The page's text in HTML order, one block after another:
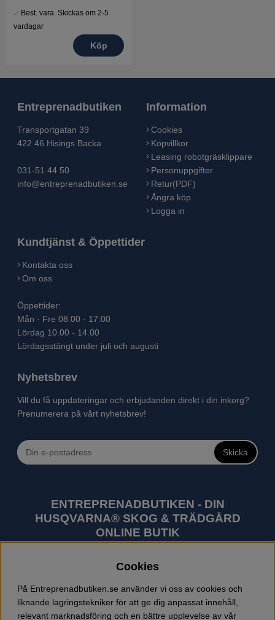
Best. vara. Skickas om 2-5
vardagar
Köp
Entreprenadbutiken
Transportgatan 39
422 46 Hisings Backa
031-51 44 50
info@entreprenadbutiken.se
Information
Cookies
Köpvillkor
Leasing robotgräsklippare
Personuppgifter
Retur(PDF)
Ångra köp
Logga in
Kundtjänst & Öppettider
Kontakta oss
Om oss
Öppettider:
Mån - Fre 08.00 - 17:00
Lördag 10.00 - 14.00
Lördagsstängt under juli och augusti
Nyhetsbrev
Vill du få uppdateringar och erbjudanden direkt i din inkorg?
Prenumerera på vårt nyhetsbrev!
Skicka
ENTREPRENADBUTIKEN - DIN
HUSQVARNA® SKOG & TRÄDGÅRD
ONLINE BUTIK
utomhusprodukter som skogsmaskiner och
trädgårdsmaskiner. I sortimentet finns bl.a. robotgräsklippare,
motorsågar, röjsågar, trimmers, riders, åkgräsklippare,
trädgårdstraktorer, gräsklippare, häcksaxar, lövblåsar,
Cookies
På Entreprenadbutiken.se använder vi oss av cookies och
liknande lagringstekniker för att ge dig anpassat innehåll,
relevant marknadsföring och en bättre upplevelse av vår